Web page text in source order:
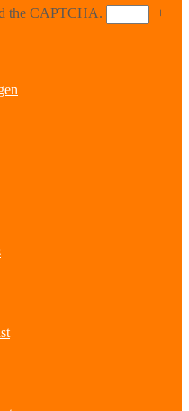
the CAPTCHA.
+